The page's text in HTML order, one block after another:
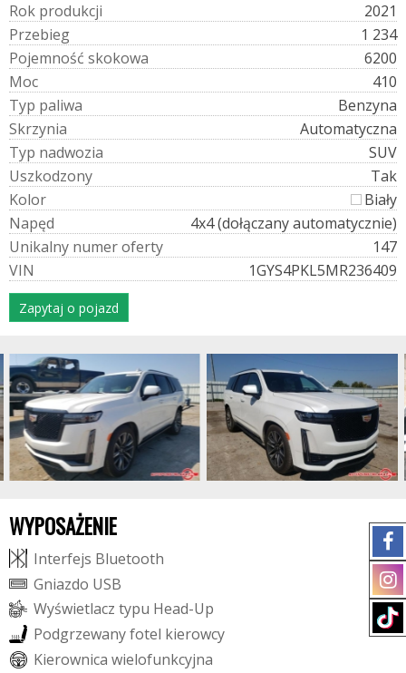
Rok produkcji
2021
Przebieg
1 234
Pojemność skokowa
6200
Moc
410
Typ paliwa
Benzyna
Skrzynia
Automatyczna
Typ nadwozia
SUV
Uszkodzony
Tak
Kolor
Biały
Napęd
4x4 (dołączany automatycznie)
Unikalny numeroferty
147
VIN 1GYS4PKL5MR236409
Zapytaj o pojazd
WYPOSAŻENIE
Interfejs Bluetooth
Gniazdo USB
Wyświetlacz typu Head-Up
Podgrzewanyfotel kierowcy
Kierownica wielofunkcyjna